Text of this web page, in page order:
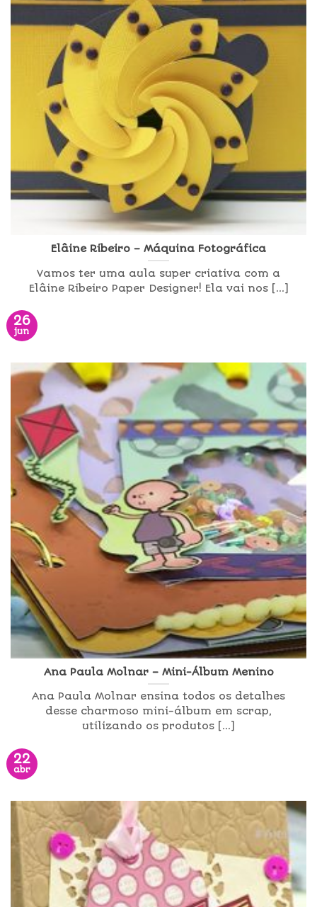
Elâine Ribeiro – Máquina Fotográfica
Vamos ter uma aula super criativa com a
Elâine Ribeiro Paper Designer! Ela vai nos [...]
26
jun
Ana Paula Molnar – Mini-Álbum Menino
Ana Paula Molnar ensina todos os detalhes
desse charmoso mini-álbum em scrap,
utilizando os produtos [...]
22
abr